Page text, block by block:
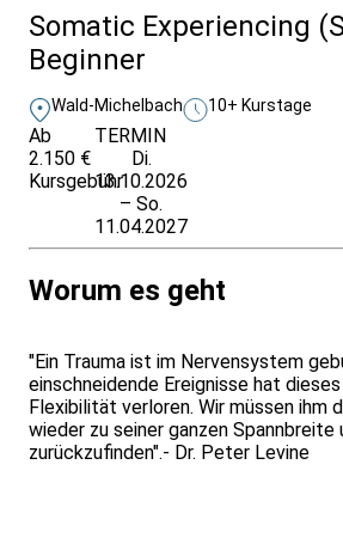
Somatic Experiencing
Beginner
Wald-Michelbach 10+ Kurstage
Ab
2.150 €
Kursgebühr
TERMIN
Di.
13.10.2026
– So.
11.04.2027
Worum es geht
"Ein Trauma ist im Nervensystem
einschneidende Ereignisse hat
Flexibilität verloren. Wir müssen ihm
wieder zu seiner ganzen Spannbreite
zurückzufinden".- Dr. Peter Levine